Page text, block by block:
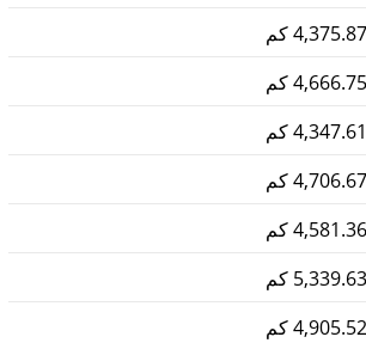
4,375.87 كم
4,666.75 كم
4,347.61 كم
4,706.67 كم
4,581.36 كم
5,339.63 كم
4,905.52 كم